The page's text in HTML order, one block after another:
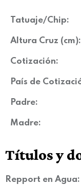
Tatuaje/Chip:
Altura Cruz (cm):
Cotización:
País de
Padre:
Madre:
Títulos y
Repport en Agua: